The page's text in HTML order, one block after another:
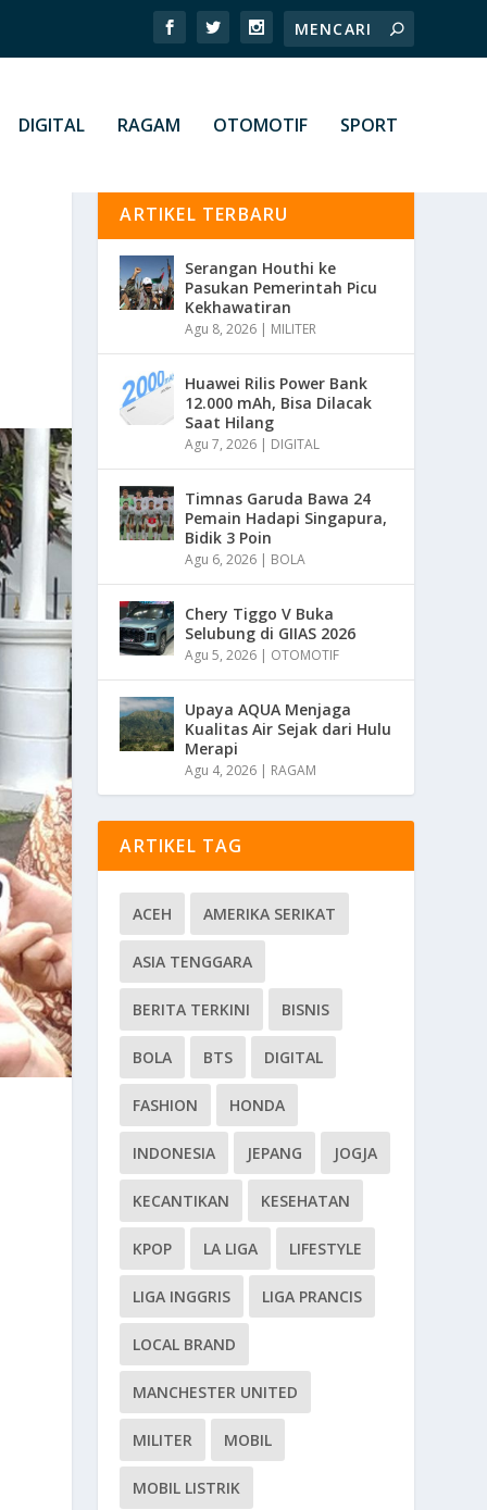
DIGITAL RAGAM OTOMOTIF SPORT
ARTIKEL TERBARU
Serangan Houthi ke
Pasukan Pemerintah Picu
Kekhawatiran
Agu 8, 2026 | MILITER
Huawei Rilis Power Bank
12.000 mAh, Bisa Dilacak
Saat Hilang
Agu 7, 2026 | DIGITAL
Timnas Garuda Bawa 24
Pemain Hadapi Singapura,
Bidik 3 Poin
Agu 6, 2026 | BOLA
Chery Tiggo V Buka
Selubung di GIIAS 2026
Agu 5, 2026 | OTOMOTIF
Upaya AQUA Menjaga
Kualitas Air Sejak dari Hulu
Merapi
Agu 4, 2026 | RAGAM
ARTIKEL TAG
ACEH AMERIKA SERIKAT
ASIA TENGGARA
BERITA TERKINI BISNIS
BOLA BTS DIGITAL
FASHION HONDA
INDONESIA JEPANG JOGJA
KECANTIKAN KESEHATAN
KPOP LA LIGA LIFESTYLE
LIGA INGGRIS LIGA PRANCIS
LOCAL BRAND
MANCHESTER UNITED
MILITER MOBIL
MOBIL LISTRIK